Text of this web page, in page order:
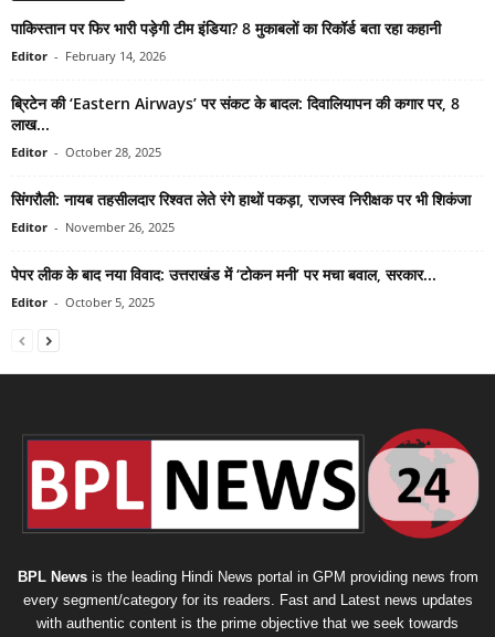
पाकिस्तान पर फिर भारी पड़ेगी टीम इंडिया? 8 मुकाबलों का रिकॉर्ड बता रहा कहानी
Editor - February 14, 2026
ब्रिटेन की ‘Eastern Airways’ पर संकट के बादल: दिवालियापन की कगार पर, 8
लाख...
Editor - October 28, 2025
सिंगरौली: नायब तहसीलदार रिश्वत लेते रंगे हाथों पकड़ा, राजस्व निरीक्षक पर भी शिकंजा
Editor - November 26, 2025
पेपर लीक के बाद नया विवाद: उत्तराखंड में ‘टोकन मनी’ पर मचा बवाल, सरकार...
Editor - October 5, 2025
BPL Newsis the leading Hindi News portal in GPM providing news from
every segment/category for its readers. Fast and Latest news updates
with authentic content is the prime objective that we seek towards